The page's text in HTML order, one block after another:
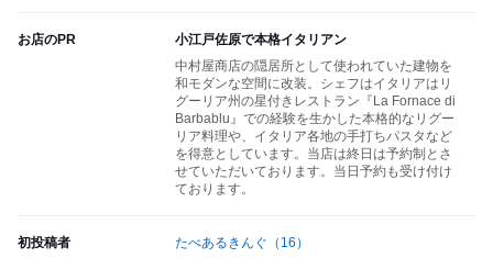
お店のPR
小江戸佐原で本格イタリアン
中村屋商店の隠居所として使われていた建物を
和モダンな空間に改装。シェフはイタリアはリ
グーリア州の星付きレストラン『La Fornace di
Barbablu』での経験を生かした本格的なリグー
リア料理や、イタリア各地の手打ちパスタなど
を得意としています。当店は終日は予約制とさ
せていただいております。当日予約も受け付け
ております。
初投稿者 たべあるきんぐ （16）